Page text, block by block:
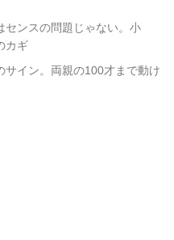
センスの問題じゃない。小
カギ
イン。両親の100才まで動け